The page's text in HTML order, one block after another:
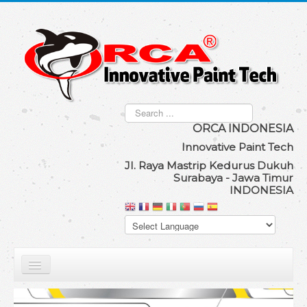
Search
...
ORCA INDONESIA
Innovative Paint Tech
Jl. Raya Mastrip Kedurus Dukuh
Surabaya - Jawa Timur
INDONESIA
Our Product